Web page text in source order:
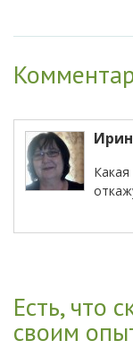
Есть, что
своим